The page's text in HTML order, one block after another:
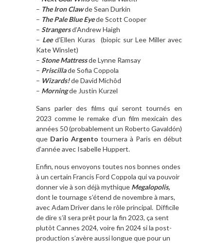
– The Iron Clawde Sean Durkin
– The Pale Blue Eyede Scott Cooper
– Strangersd’Andrew Haigh
– Leed’Ellen Kuras (biopic sur Lee Miller avec
Kate Winslet)
– Stone Mattressde Lynne Ramsay
– Priscillade Sofia Coppola
– Wizards!de David Michôd
– Morningde Justin Kurzel
Sans parler des films qui seront tournés en
2023 comme le remake d’un film mexicain des
années 50 (probablement un Roberto Gavaldón)
que Dario Argento tournera à Paris en début
d’année avec Isabelle Huppert.
Enfin, nous envoyons toutes nos bonnes ondes
à un certain Francis Ford Coppola qui va pouvoir
donner vie à son déjà mythique Megalopolis,
dont le tournage s’étend de novembre à mars,
avec Adam Driver dans le rôle principal. Difficile
de dire s’il sera prêt pour la fin 2023, ça sent
plutôt Cannes 2024, voire fin 2024 si la post-
production s’avère aussi longue que pour un